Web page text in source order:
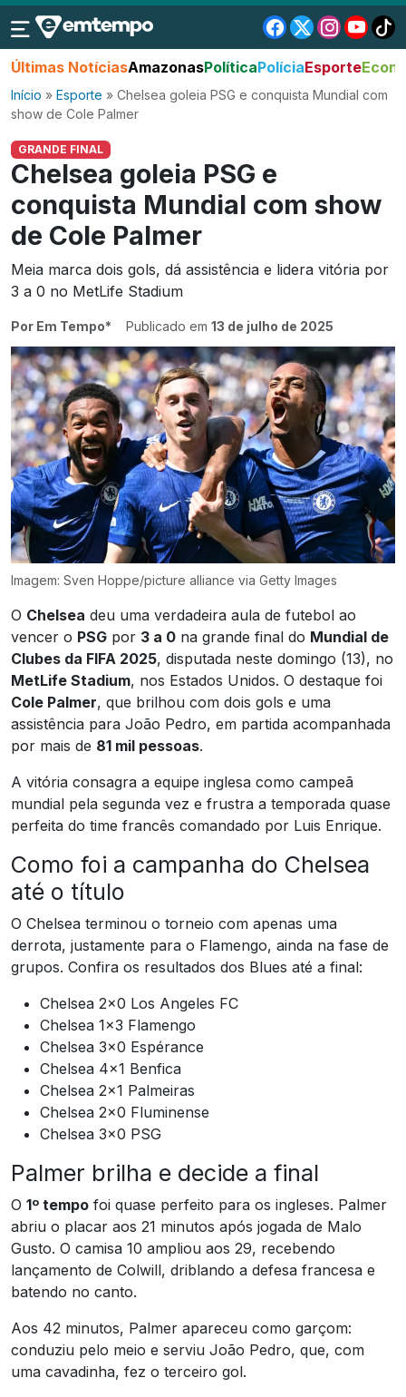
Últimas NotíciasAmazonasPolíticaPolíciaEsporte
Início » Esporte » Chelsea goleia PSG e conquista Mundial com
show de Cole Palmer
GRANDE FINAL
Chelsea goleia PSG e
conquista Mundial com show
de Cole Palmer
Meia marca dois gols, dá assistência e lidera vitória por
3 a 0 no MetLife Stadium
Por Em Tempo* Publicado em 13 de julho de 2025
Imagem: Sven Hoppe/picture alliance via Getty Images
O Chelsea deu uma verdadeira aula de futebol ao
vencer o PSG por 3 a 0 na grande final do Mundial de
Clubes da FIFA 2025, disputada neste domingo (13), no
MetLife Stadium, nos Estados Unidos. O destaque foi
Cole Palmer, que brilhou com dois gols e uma
assistência para João Pedro, em partida acompanhada
por mais de 81 mil pessoas.
A vitória consagra a equipe inglesa como campeã
mundial pela segunda vez e frustra a temporada quase
perfeita do time francês comandado por Luis Enrique.
Como foi a campanha do Chelsea
até o título
O Chelsea terminou o torneio com apenas uma
derrota, justamente para o Flamengo, ainda na fase de
grupos. Confira os resultados dos Blues até a final:
Chelsea 2×0 Los Angeles FC
Chelsea 1×3 Flamengo
Chelsea 3×0 Espérance
Chelsea 4×1 Benfica
Chelsea 2×1 Palmeiras
Chelsea 2×0 Fluminense
Chelsea 3×0 PSG
Palmer brilha e decide a final
O 1º tempo foi quase perfeito para os ingleses. Palmer
abriu o placar aos 21 minutos após jogada de Malo
Gusto. O camisa 10 ampliou aos 29, recebendo
lançamento de Colwill, driblando a defesa francesa e
batendo no canto.
Aos 42 minutos, Palmer apareceu como garçom:
conduziu pelo meio e serviu João Pedro, que, com
uma cavadinha, fez o terceiro gol.